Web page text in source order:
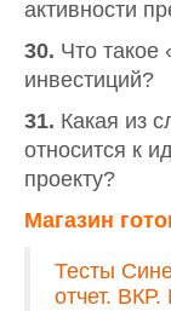
активности
30. Что такое
инвестиций?
31. Какая из
относится к
проекту?
Магазин
Тесты
отчет.